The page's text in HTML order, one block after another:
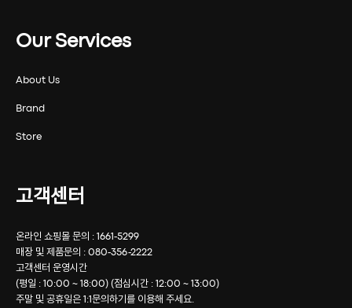
Our Services
About Us
Brand
Store
고객센터
온라인 쇼핑몰 문의 : 1661-5299
매장 및 제품문의 : 080-356-2222
고객센터 운영시간
(평일 : 10:00 ~ 18:00) (점심시간 : 12:00 ~ 13:00)
주말 및 공휴일은 1:1문의하기를 이용해 주세요.